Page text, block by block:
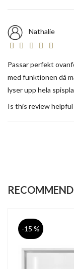
Nathalie
Passar perfekt
med funktionen då
lyser upp hela
Is this review helpful
-15 %